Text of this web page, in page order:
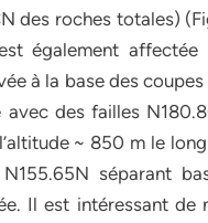
des roches totales)
également
à la base des
des failles
~ 850 m le
N155.65N séparant
Il est intéressant